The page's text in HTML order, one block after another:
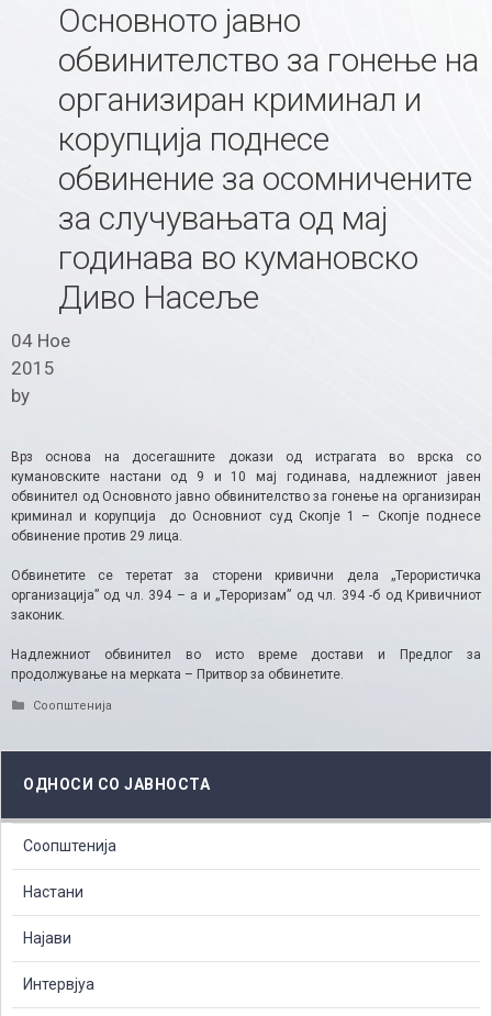
Основното јавно
обвинителство за гонење на
организиран криминал и
корупција поднесе
обвинение за осомничените
за случувањата од мај
годинава во кумановско
Диво Насеље
04 Ное
2015
by
Врз основа на досегашните докази од истрагата во врска со
кумановските настани од 9 и 10 мај годинава, надлежниот јавен
обвинител од Основното јавно обвинителство за гонење на организиран
криминал и корупција до Основниот суд Скопје 1 – Скопје поднесе
обвинение против 29 лица.
Обвинетите се теретат за сторени кривични дела „Терористичка
организација” од чл. 394 – а и „Тероризам” од чл. 394 -б од Кривичниот
законик.
Надлежниот обвинител во исто време достави и Предлог за
продолжување на мерката – Притвор за обвинетите.
Categories
Соопштенија
ОДНОСИ СО ЈАВНОСТА
Соопштенија
Настани
Најави
Интервјуа